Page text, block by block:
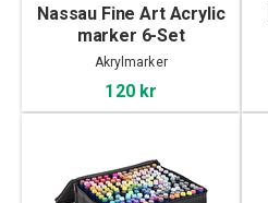
Nassau Fine Art Acrylic
marker 6-Set
Akrylmarker
120 kr